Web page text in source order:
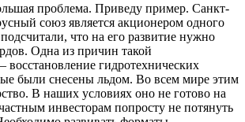
проблема. Приведу пример. Санкт-
союз является акционером одного
что на его развитие нужно
Одна из причин такой
восстановление гидротехнических
были снесены льдом. Во всем мире этим
В наших условиях оно не готово на
инвесторам попросту не потянуть